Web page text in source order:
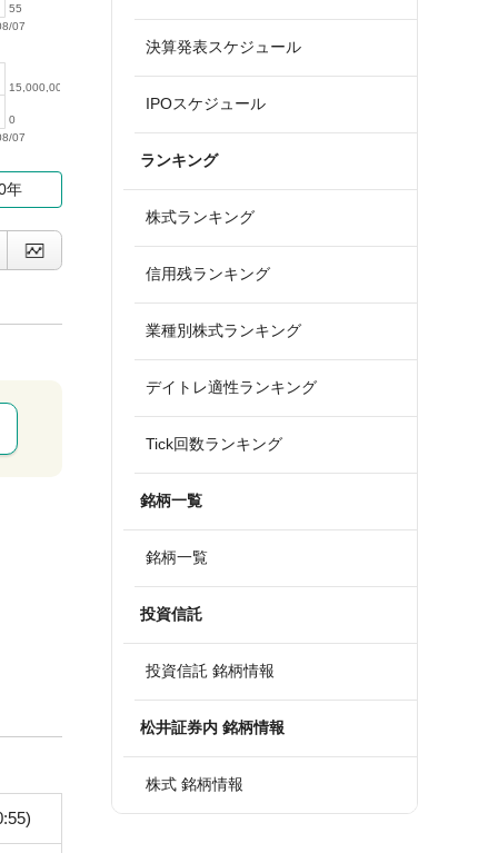
07
55
07
0
15,000,000
年
決算発表スケジュール
IPOスケジュール
ランキング
株式ランキング
信用残ランキング
業種別株式ランキング
デイトレ適性ランキング
Tick回数ランキング
銘柄一覧
銘柄一覧
投資信託
投資信託 銘柄情報
松井証券内 銘柄情報
株式 銘柄情報